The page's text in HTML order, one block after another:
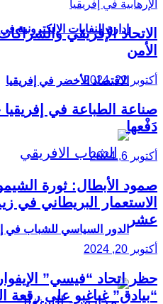
إدارة النفايات
الاقتصاد الأخضر في إفريقيا
الدور السياسي للشباب في
الاتحاد الإفريقي
الأمن
أكتوبر 22, 2024
صناعة الطباعة في
دَفْعها
أكتوبر 6, 2024
صمود الأبطال: ثورة
الاستعمار البريطاني في
عشر
أكتوبر 20, 2024
حظر اتحاد “فيسي”
“بيادق” غباغبو على رقعة